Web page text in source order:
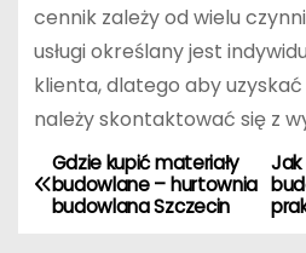
cennik zależy od wielu
usługi określany jest
klienta, dlatego aby
należy skontaktować się z
N
a
Jak
Gdzie kupić materiały
budowlane – hurtownia
budowlana Szczecin